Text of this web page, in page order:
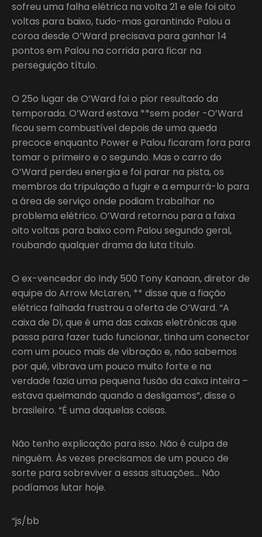
sofreu uma falha elétrica na volta 21 e ele foi oito
voltas para baixo, tudo-mas garantindo Palou a
coroa desde O’Ward precisava para ganhar 14
pontos em Palou na corrida para ficar na
perseguição título.
O 25o lugar de O’Ward foi o pior resultado da
temporada. O’Ward estava **sem poder -O’Ward
ficou sem combustível depois de uma queda
precoce enquanto Power e Palou ficaram fora para
tomar o primeiro e o segundo. Mas o carro do
O’Ward perdeu energia e foi parar na pista, os
membros da tripulação a fugir e a empurrá-lo para
a área de serviço onde podiam trabalhar no
problema elétrico. O’Ward retornou para a faixa
oito voltas para baixo com Palou segundo geral,
roubando qualquer drama da luta título.
O ex-vencedor do Indy 500 Tony Kanaan, diretor de
equipe do Arrow McLaren, ** disse que a fiação
elétrica falhada frustrou a oferta de O’Ward. “A
caixa de DI, que é uma das caixas eletrônicas que
passa para fazer tudo funcionar, tinha um conector
com um pouco mais de vibração e, não sabemos
por quê, vibrava um pouco muito forte e na
verdade fazia uma pequena fusão da caixa inteira –
estava queimando quando a desligamos”, disse o
brasileiro. “É uma daquelas coisas.
Não tenho explicação para isso. Não é culpa de
ninguém. Às vezes precisamos de um pouco de
sorte para sobreviver a essas situações… Não
podíamos lutar hoje.
“js/bb